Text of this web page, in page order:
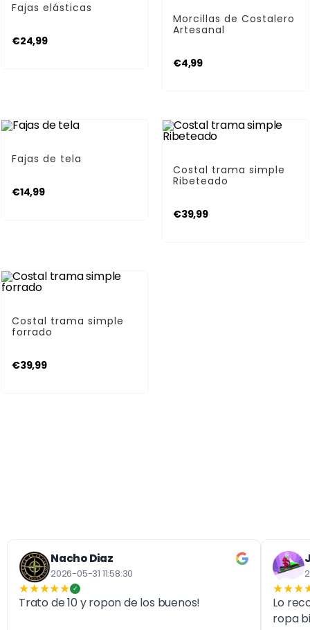
Fajas elásticas
€24,99
Morcillas de Costalero
Artesanal
€4,99
Fajas de tela
€14,99
Costal trama simple
Ribeteado
€39,99
Costal trama simple
forrado
€39,99
Nacho Diaz
2026-05-31 11:58:30
★★★★★ ✓
Trato de 10 y ropon de los buenos!
Lo
ropa